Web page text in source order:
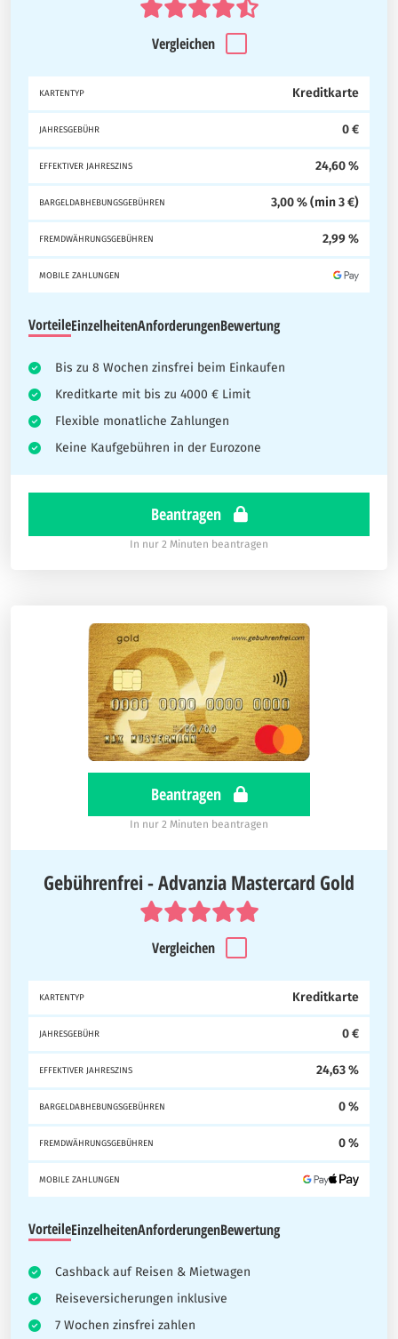
Vergleichen
KARTENTYP Kreditkarte
JAHRESGEBÜHR 0 €
EFFEKTIVER JAHRESZINS 24,60 %
BARGELDABHEBUNGSGEBÜHREN 3,00 % (min 3 €)
FREMDWÄHRUNGSGEBÜHREN 2,99 %
MOBILE ZAHLUNGEN
VorteileEinzelheitenAnforderungenBewertung
Bis zu 8 Wochen zinsfrei beim Einkaufen
Kreditkarte mit bis zu 4000 € Limit
Flexible monatliche Zahlungen
Keine Kaufgebühren in der Eurozone
Beantragen
In nur 2 Minuten beantragen
Beantragen
In nur 2 Minuten beantragen
Gebührenfrei - Advanzia Mastercard Gold
Vergleichen
KARTENTYP Kreditkarte
JAHRESGEBÜHR 0 €
EFFEKTIVER JAHRESZINS 24,63 %
BARGELDABHEBUNGSGEBÜHREN 0 %
FREMDWÄHRUNGSGEBÜHREN 0 %
MOBILE ZAHLUNGEN
VorteileEinzelheitenAnforderungenBewertung
Cashback auf Reisen & Mietwagen
Reiseversicherungen inklusive
7 Wochen zinsfrei zahlen